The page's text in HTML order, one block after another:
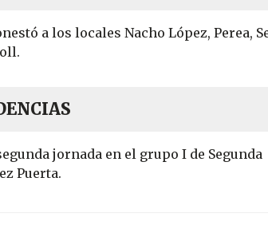
a los locales Nacho López, Perea,
jornada en el grupo I de Segunda
Puerta.